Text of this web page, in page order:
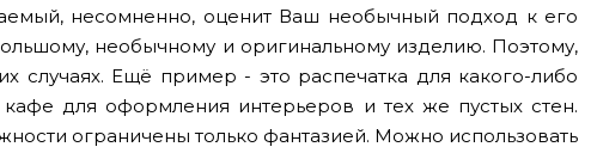
несомненно, оценит Ваш необычный подход к его
необычному и оригинальному изделию. Поэтому,
случаях. Ещё пример - это распечатка для какого-либо
для оформления интерьеров и тех же пустых стен.
ограничены только фантазией. Можно использовать